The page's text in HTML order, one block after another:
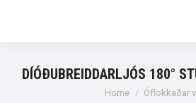
DÍÓÐUBREIDDARLJÓS 180°
Home
Óflokkaðar